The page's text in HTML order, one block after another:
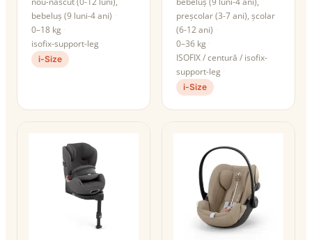
bebeluș (9 luni-4 ani)
0–18 kg
isofix-support-leg
i-Size
preșcolar (3-7 ani), școlar
(6-12 ani)
0–36 kg
ISOFIX / centură / isofix-
support-leg
i-Size